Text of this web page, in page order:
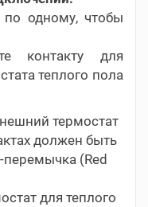
одному, чтобы
контакту для
теплого пола
термостат
должен быть
(Red
для теплого